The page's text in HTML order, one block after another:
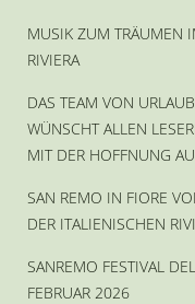
MUSIK ZUM TRÄUMEN
RIVIERA
DAS TEAM VON
WÜNSCHT ALLEN
MIT DER HOFFNUNG
SAN REMO IN FIORE
DER ITALIENISCHEN
SANREMO FESTIVAL
FEBRUAR 2026